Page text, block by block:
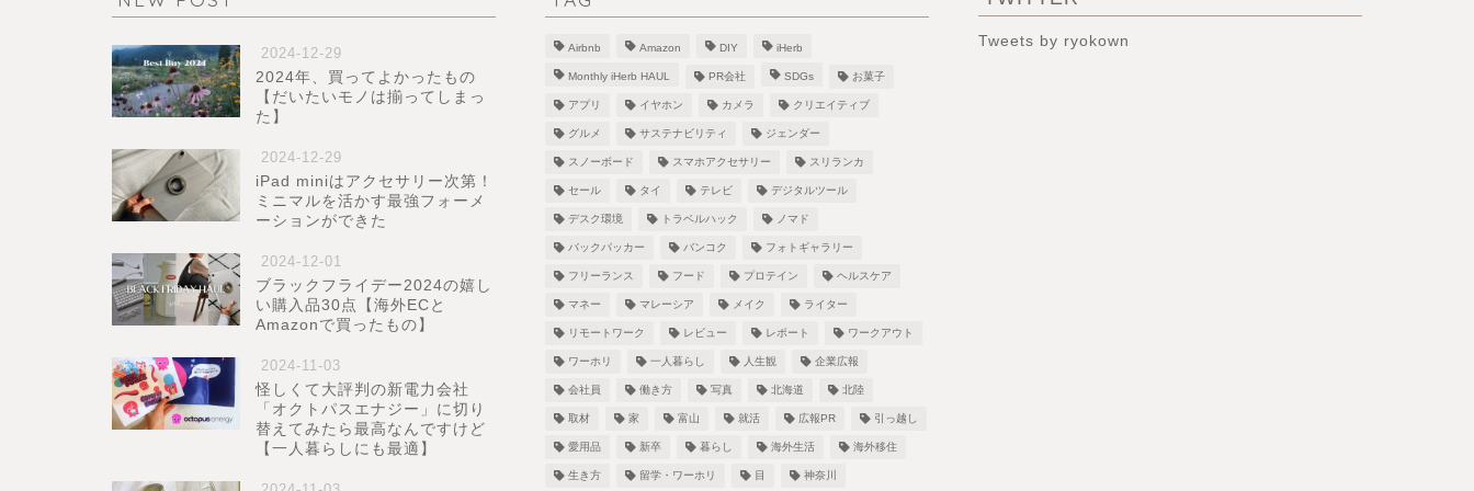
2024-12-29
2024年、買ってよかったもの
【だいたいモノは揃ってしまっ
た】
2024-12-29
iPad miniはアクセサリー次第！
ミニマルを活かす最強フォーメ
ーションができた
2024-12-01
ブラックフライデー2024の嬉し
い購入品30点【海外ECと
Amazonで買ったもの】
2024-11-03
怪しくて大評判の新電力会社
「オクトパスエナジー」に切り
替えてみたら最高なんですけど
【一人暮らしにも最適】
Airbnb Amazon DIY iHerb
Monthly iHerb HAUL PR会社 SDGs お菓子
アプリ イヤホン カメラ クリエイティブ
グルメ サステナビリティ ジェンダー
スノーボード スマホアクセサリー スリランカ
セール タイ テレビ デジタルツール
デスク環境 トラベルハック ノマド
バックパッカー バンコク フォトギャラリー
フリーランス フード プロテイン ヘルスケア
マネー マレーシア メイク ライター
リモートワーク レビュー レポート ワークアウト
ワーホリ 一人暮らし 人生観 企業広報
会社員 働き方 写真 北海道 北陸
取材 家 富山 就活 広報PR 引っ越し
愛用品 新卒 暮らし 海外生活 海外移住
生き方 留学・ワーホリ 目 神奈川
Tweets by ryokown